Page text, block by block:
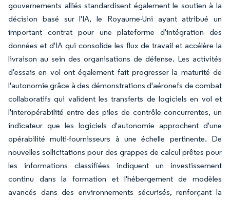
gouvernements alliés standardisent également le soutien à la
décision basé sur l'IA, le Royaume-Uni ayant attribué un
important contrat pour une plateforme d'intégration des
données et d'IA qui consolide les flux de travail et accélère la
livraison au sein des organisations de défense. Les activités
d'essais en vol ont également fait progresser la maturité de
l'autonomie grâce à des démonstrations d'aéronefs de combat
collaboratifs qui valident les transferts de logiciels en vol et
l'interopérabilité entre des piles de contrôle concurrentes, un
indicateur que les logiciels d'autonomie approchent d'une
opérabilité multi-fournisseurs à une échelle pertinente. De
nouvelles sollicitations pour des grappes de calcul prêtes pour
les informations classifiées indiquent un investissement
continu dans la formation et l'hébergement de modèles
avancés dans des environnements sécurisés, renforçant la